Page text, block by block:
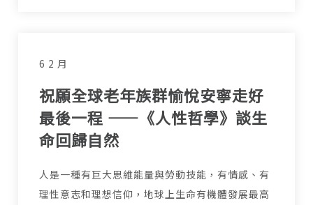
6 2 月
祝願全球老年族群愉悅安寧走好
最後一程 ——《人性哲學》談生
命回歸自然
人是一種有巨大思維能量與勞動技能，有情感、有
理性意志和理想信仰，地球上生命有機體發展最高